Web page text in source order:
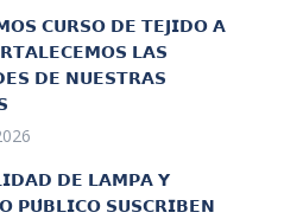
𝗖𝗨𝗥𝗦𝗢 𝗗𝗘 𝗧𝗘𝗝𝗜𝗗𝗢 𝗔
𝗟𝗔𝗦
𝗗𝗘 𝗡𝗨𝗘𝗦𝗧𝗥𝗔𝗦
𝗗𝗘 𝗟𝗔𝗠𝗣𝗔 𝗬
𝗣𝗨́𝗕𝗟𝗜𝗖𝗢 𝗦𝗨𝗦𝗖𝗥𝗜𝗕𝗘𝗡